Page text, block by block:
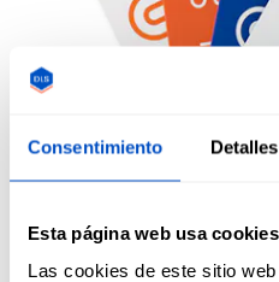
Consentimiento Detalles
Esta página web usa cookies
Las cookies de este sitio
Etiquetas
vas a vender tus creaciones
en una tienda de alta gama, las